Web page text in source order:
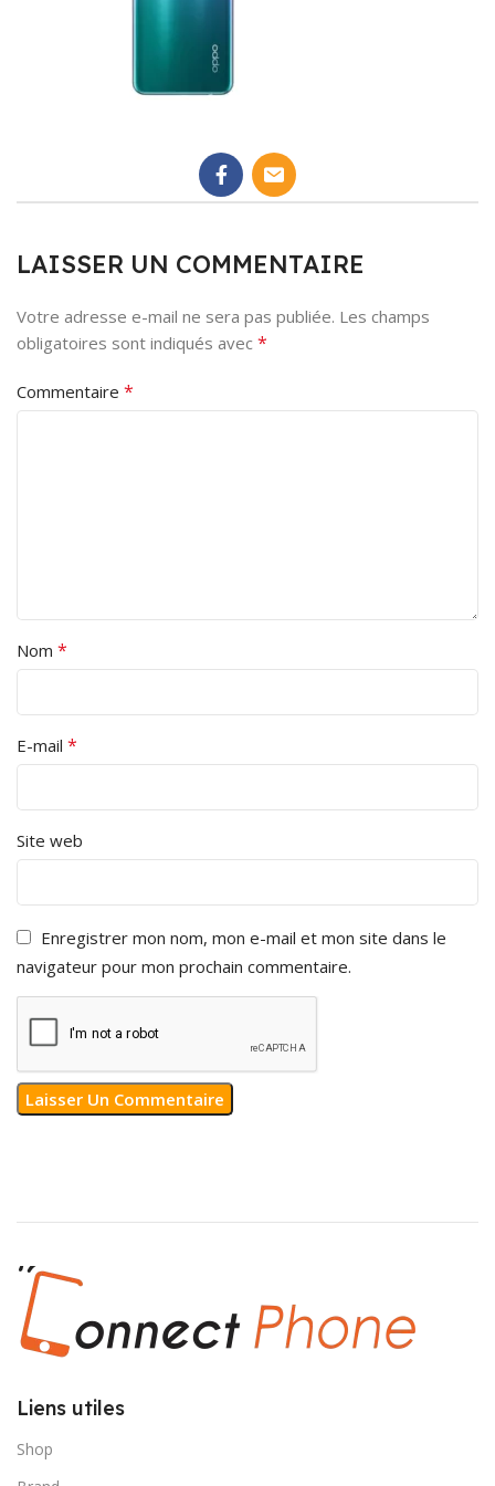
LAISSER UN COMMENTAIRE
Votre adresse e-mail ne sera pas publiée. Les champs
obligatoires sont indiqués avec *
Commentaire *
Nom *
E-mail *
Site web
Enregistrer mon nom, mon e-mail et mon site dans le
navigateur pour mon prochain commentaire.
Liens utiles
Shop